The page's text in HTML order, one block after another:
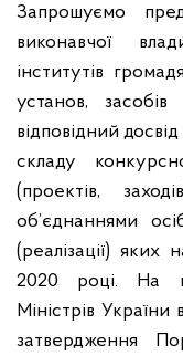
Запрошуємо
виконавчої
інститутів
установ,
відповідний
складу
(проектів,
об’єднаннями
(реалізації) яких
2020 році. На
Міністрів
затвердження